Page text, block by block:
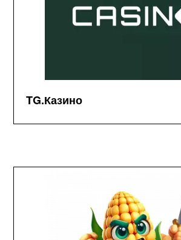
TG.Казино